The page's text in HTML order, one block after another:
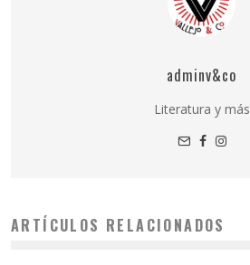
adminv&co
Literatura y más
ARTÍCULOS RELACIONADOS